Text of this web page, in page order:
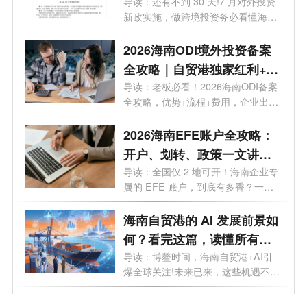
南？
新政实施，做跨境投资务必看懂海南
政策...
2026海南ODI境外投资备案
全攻略｜自贸港独家红利+流
程+费用+靠谱机构
导读：老板必看！2026海南ODI备案
全攻略，优势+流程+费用，企业出海
看这一篇...
2026海南EFE账户全攻略：
开户、划转、政策一文讲
透，外贸老板必看
导读：全国仅 2 地可开！海南企业专
属的 EFE 账户，到底有多香？一文
讲透。...
海南自贸港的 AI 发展前景如
何？看完这篇，读懂所有机
遇
导读：博鳌时间，海南自贸港+AI引
爆全球关注!未来已来，这些机遇不容
错过...